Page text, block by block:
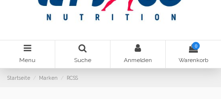
Menu Suche Anmelden
0
Warenkorb
Startseite Marken RCSS